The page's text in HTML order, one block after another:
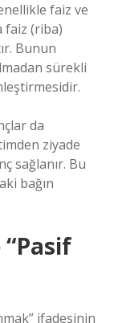
faiz ve
faiz (riba)
Bunun
sürekli
da
ziyade
sağlanır. Bu
bağın
ifadesinin